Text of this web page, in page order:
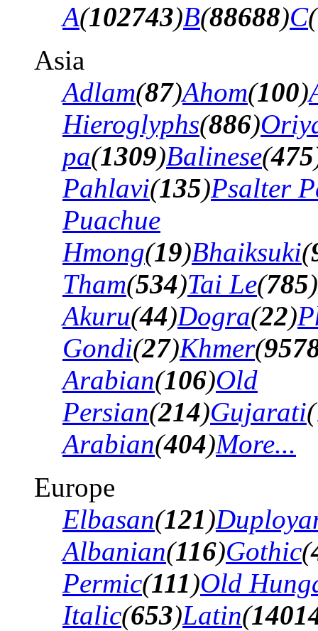
A(102743)B(88688)C(
Asia
Adlam(87)Ahom(100)
Hieroglyphs(886)
pa(1309)Balinese(475
Pahlavi(135)Psalter
Puachue
Hmong(19)Bhaiksuki(
Tham(534)Tai Le(785)
Akuru(44)Dogra(22)
Gondi(27)Khmer(
Arabian(106)Old
Persian(214)Gujarati(
Arabian(404)More...
Europe
Elbasan(121)
Albanian(116)Gothic(
Permic(111)Old
Italic(653)Latin(